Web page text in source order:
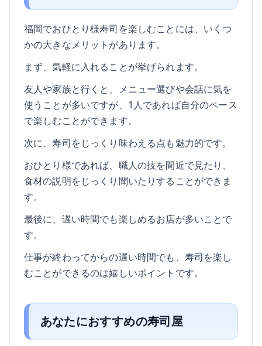
福岡でおひとり様寿司を楽しむことには、いくつ
かの大きなメリットがあります。
まず、気軽に入れることが挙げられます。
友人や家族と行くと、メニュー選びや会話に気を
使うことが多いですが、1人であれば自分のペース
で楽しむことができます。
次に、寿司をじっくり味わえる点も魅力的です。
おひとり様であれば、職人の技を間近で見たり、
食材の説明をじっくり聞いたりすることができま
す。
最後に、遅い時間でも楽しめるお店が多いことで
す。
仕事が終わってからの遅い時間でも、寿司を楽し
むことができるのは嬉しいポイントです。
あなたにおすすめの寿司屋